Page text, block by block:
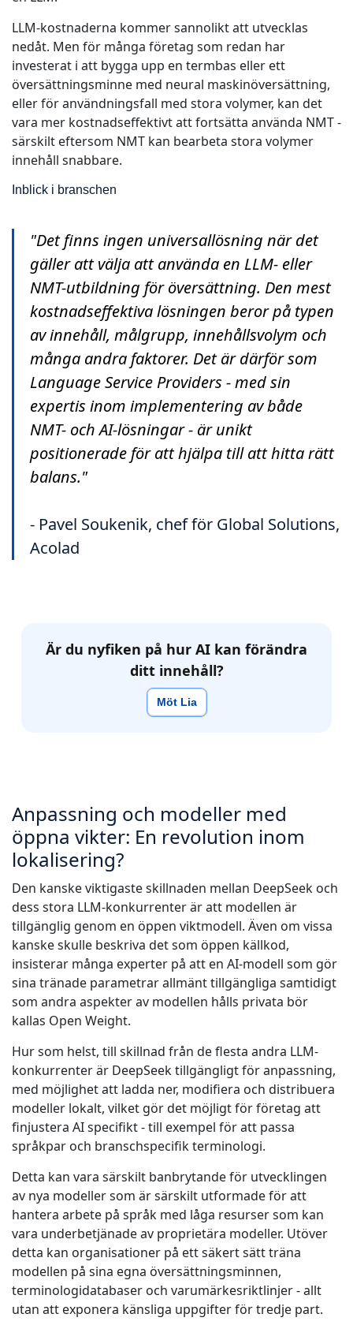
LLM-kostnaderna kommer sannolikt att utvecklas
nedåt. Men för många företag som redan har
investerat i att bygga upp en termbas eller ett
översättningsminne med neural maskinöversättning,
eller för användningsfall med stora volymer, kan det
vara mer kostnadseffektivt att fortsätta använda NMT -
särskilt eftersom NMT kan bearbeta stora volymer
innehåll snabbare.
Inblick i branschen
"Det finns ingen universallösning när det
gäller att välja att använda en LLM- eller
NMT-utbildning för översättning. Den mest
kostnadseffektiva lösningen beror på typen
av innehåll, målgrupp, innehållsvolym och
många andra faktorer. Det är därför som
Language Service Providers - med sin
expertis inom implementering av både
NMT- och AI-lösningar - är unikt
positionerade för att hjälpa till att hitta rätt
balans."
- Pavel Soukenik, chef för Global Solutions,
Acolad
Är du nyfiken på hur AI kan förändra
ditt innehåll?
Möt Lia
Anpassning och modeller med
öppna vikter: En revolution inom
lokalisering?
Den kanske viktigaste skillnaden mellan DeepSeek och
dess stora LLM-konkurrenter är att modellen är
tillgänglig genom en öppen viktmodell. Även om vissa
kanske skulle beskriva det som öppen källkod,
insisterar många experter på att en AI-modell som gör
sina tränade parametrar allmänt tillgängliga samtidigt
som andra aspekter av modellen hålls privata bör
kallas Open Weight.
Hur som helst, till skillnad från de flesta andra LLM-
konkurrenter är DeepSeek tillgängligt för anpassning,
med möjlighet att ladda ner, modifiera och distribuera
modeller lokalt, vilket gör det möjligt för företag att
finjustera AI specifikt - till exempel för att passa
språkpar och branschspecifik terminologi.
Detta kan vara särskilt banbrytande för utvecklingen
av nya modeller som är särskilt utformade för att
hantera arbete på språk med låga resurser som kan
vara underbetjänade av proprietära modeller. Utöver
detta kan organisationer på ett säkert sätt träna
modellen på sina egna översättningsminnen,
terminologidatabaser och varumärkesriktlinjer - allt
utan att exponera känsliga uppgifter för tredje part.